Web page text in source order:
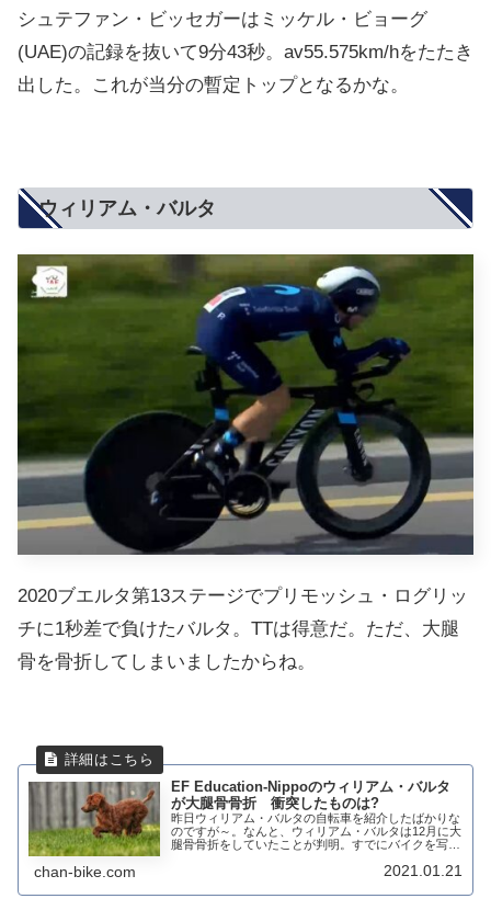
シュテファン・ビッセガーはミッケル・ビョーグ
(UAE)の記録を抜いて9分43秒。av55.575km/hをたたき
出した。これが当分の暫定トップとなるかな。
ウィリアム・バルタ
2020ブエルタ第13ステージでプリモッシュ・ログリッ
チに1秒差で負けたバルタ。TTは得意だ。ただ、大腿
骨を骨折してしまいましたからね。
EF Education-Nippoのウィリアム・バルタ
が大腿骨骨折 衝突したものは?
昨日ウィリアム・バルタの自転車を紹介したばかりな
のですが～。なんと、ウィリアム・バルタは12月に大
腿骨骨折をしていたことが判明。すでにバイクを写真
ているようだけど、シーズン開始は少し遅れてしま...
chan-bike.com 2021.01.21